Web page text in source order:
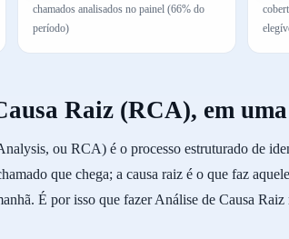
chamados analisados no painel (66% do
período)
Raiz (RCA), em
ou RCA) é o processo estruturado de
que chega; a causa raiz é o que faz
É por isso que fazer Análise de Causa